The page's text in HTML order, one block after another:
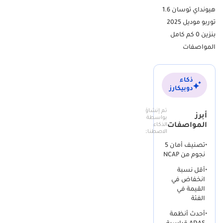
هيونداي توسان 1.6
توربو موديل 2025
بنزين 0 كم كامل
المواصفات
ذكاء
دوبيكارز
أبرز
المواصفات
تم إنشاؤه
بواسطة
الذكاء
الاصطناعي
•
تصنيف أمان 5
نجوم من NCAP
•أقل نسبة
انخفاض في
القيمة في
الفئة
•أحدث أنظمة
درجة مئوية. إن الحفاظ على السيارة في حالتها الأصلية يجعلها تتصدر قوائم
الرغبات لدى الباحثين عن الجودة والضمان.
هذه الفئة مقارنة بالفئات الأقل
تتميز هذه الفئة عن الطرازات الأساسية بمجموعة من الإضافات التي
يثمنها المشتري الخليجي بشكل خاص، مثل أنظمة مساعدة السائق
المتقدمة ADAS التي تجعل القيادة على الطرق السريعة أكثر أماناً وسهولة.
بينما تفتقر الفئات القياسية لبعض اللمسات التكنولوجية، نجد هنا شاشة
معلوماتية أكبر وأكثر استجابة، مع تكامل كامل مع الهواتف الذكية عبر
تقنيات حديثة. الخامات المستخدمة في المقصورة الداخلية تشهد قفزة
نوعية في الجودة، مع توفير عزل صوتي أفضل للطريق والرياح، وهو أمر
يشعر به السائق بوضوح عند السرعات العالية على طريق دبي - أبوظبي أو
الرؤية الليلية بشكل كبير مقارنة بالمصابيح التقليدية في الفئات الأدنى، مما
يضيف لمسة من الفخامة والأمان في آن واحد.
Tucson مقابل المنافسين في نفس الفئة